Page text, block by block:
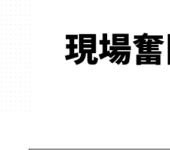
喜んでいただけ
る３つの理由
色の事例
現場